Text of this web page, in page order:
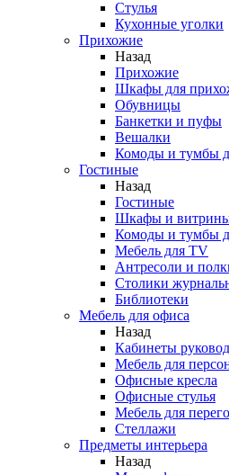
Стулья
Кухонные уголки
Прихожие
Назад
Прихожие
Шкафы для
Обувницы
Банкетки и пуфы
Вешалки
Комоды и тумбы
Гостиные
Назад
Гостиные
Шкафы и витрины
Комоды и тумбы
Мебель для TV
Антресоли и
Столики
Библиотеки
Мебель для офиса
Назад
Кабинеты
Мебель для
Офисные кресла
Офисные стулья
Мебель для
Стеллажи
Предметы интерьера
Назад